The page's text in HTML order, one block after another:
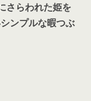
さらわれた姫を
ンプルな暇つぶ